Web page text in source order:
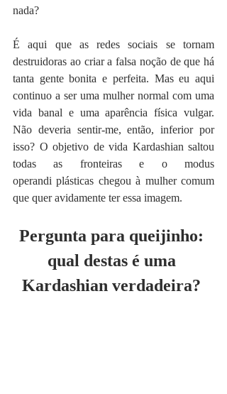
nada?
É aqui que as redes sociais se tornam
destruidoras ao criar a falsa noção de que há
tanta gente bonita e perfeita. Mas eu aqui
continuo a ser uma mulher normal com uma
vida banal e uma aparência física vulgar.
Não deveria sentir-me, então, inferior por
isso? O objetivo de vida Kardashian saltou
todas as fronteiras e o modus
operandi plásticas chegou à mulher comum
que quer avidamente ter essa imagem.
Pergunta para queijinho:
qual destas é uma
Kardashian verdadeira?